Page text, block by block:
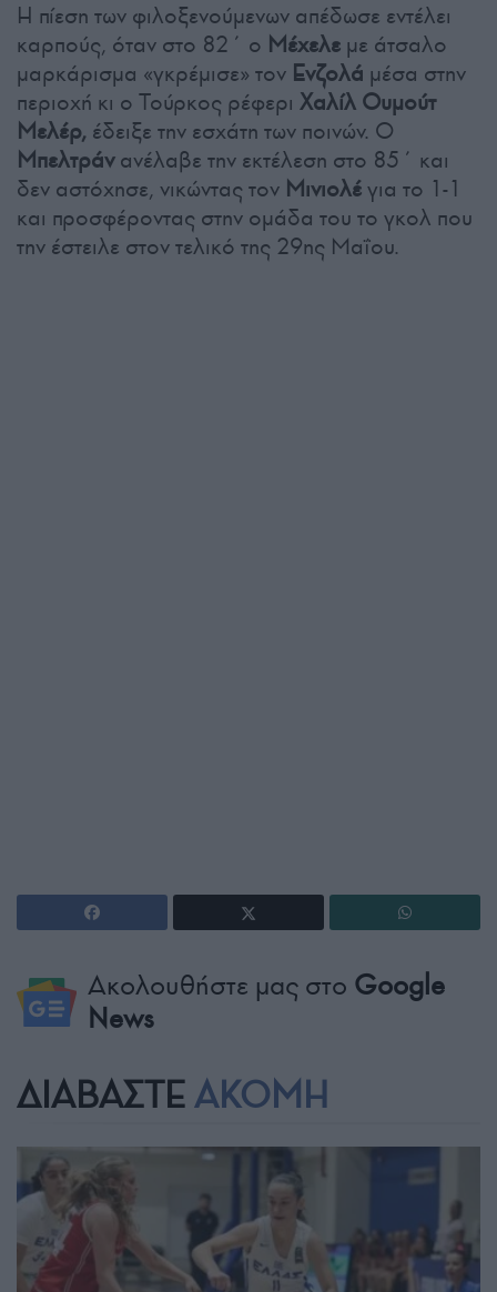
Η πίεση των φιλοξενούμενων απέδωσε εντέλει
καρπούς, όταν στο 82΄ ο Μέχελε με άτσαλο
μαρκάρισμα «γκρέμισε» τον Ενζολά μέσα στην
περιοχή κι ο Τούρκος ρέφερι Χαλίλ Ουμούτ
Μελέρ, έδειξε την εσχάτη των ποινών. Ο
Μπελτράνανέλαβε την εκτέλεση στο 85΄ και
δεν αστόχησε, νικώντας τον Μινιολέγια το 1-1
και προσφέροντας στην ομάδα του το γκολ που
την έστειλε στον τελικό της 29ης Μαΐου.
Ακολουθήστε μας στο Google
News
ΔΙΑΒΑΣΤΕ ΑΚΟΜΗ